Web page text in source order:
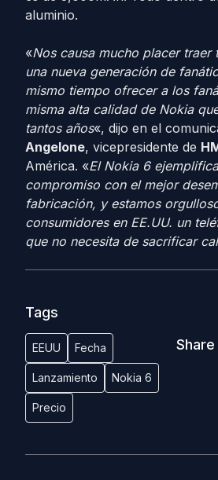
aluminio.
«Nos causa mucho placer traer
una nueva generación de
mismo tiempo ofrecer a los
misma alta calidad de Nokia
tantos años«, dijo en el
Angelone, vicepresidente de
América. «El Nokia 6
compromiso con el mejor
fabricación, y estamos
consumidores en EE.UU. un
que no necesita de sacrificar
Tags
EEUU Fecha
Lanzamiento Nokia 6
Precio